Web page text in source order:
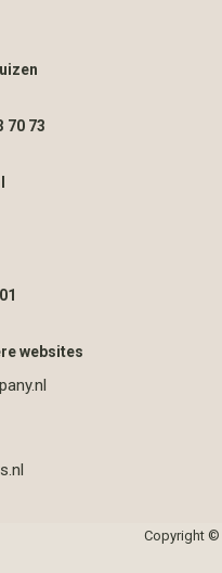
70 73
websites
Copyright ©